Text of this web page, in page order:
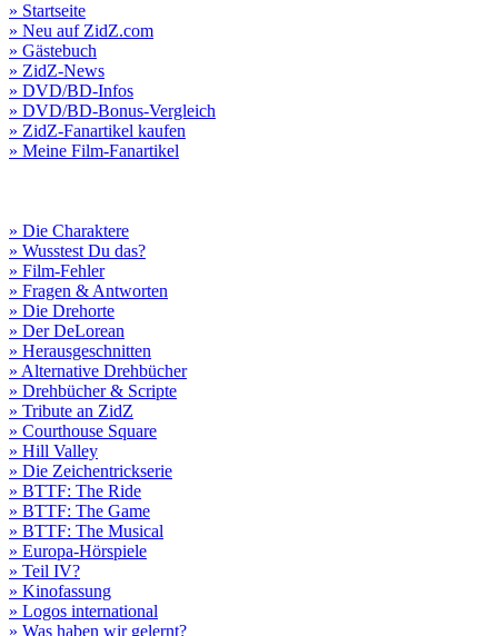
» Startseite
» Neu auf ZidZ.com
» Gästebuch
» ZidZ-News
» DVD/BD-Infos
» DVD/BD-Bonus-Vergleich
» ZidZ-Fanartikel kaufen
» Meine Film-Fanartikel
» Die Charaktere
» Wusstest Du das?
» Film-Fehler
» Fragen & Antworten
» Die Drehorte
» Der DeLorean
» Herausgeschnitten
» Alternative Drehbücher
» Drehbücher & Scripte
» Tribute an ZidZ
» Courthouse Square
» Hill Valley
» Die Zeichentrickserie
» BTTF: The Ride
» BTTF: The Game
» BTTF: The Musical
» Europa-Hörspiele
» Teil IV?
» Kinofassung
» Logos international
» Was haben wir gelernt?